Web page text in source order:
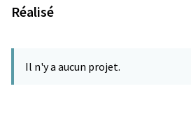
Réalisé
Il n'y a aucun projet.